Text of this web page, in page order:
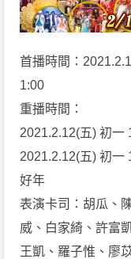
首播時間：
1:00
重播時間：
2021.2.12(五) 初一
2021.2.12(五) 初一
好年
表演卡司：胡瓜、
威、白家綺、許富
王凱、羅子惟、廖